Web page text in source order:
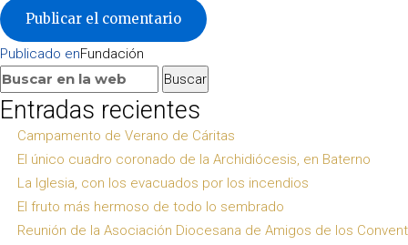
Navegación
de
entradas
Publicado enFundación
Buscar:
Buscar
Entradas recientes
Campamento de Verano de Cáritas
El único cuadro coronado de la Archidiócesis, en Baterno
La Iglesia, con los evacuados por los incendios
El fruto más hermoso de todo lo sembrado
Reunión de la Asociación Diocesana de Amigos de los